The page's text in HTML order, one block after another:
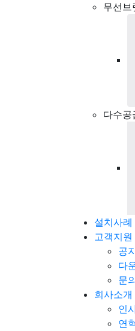
무선브
다수
설치사례
고객지원
공
다
문
회사소개
인
연